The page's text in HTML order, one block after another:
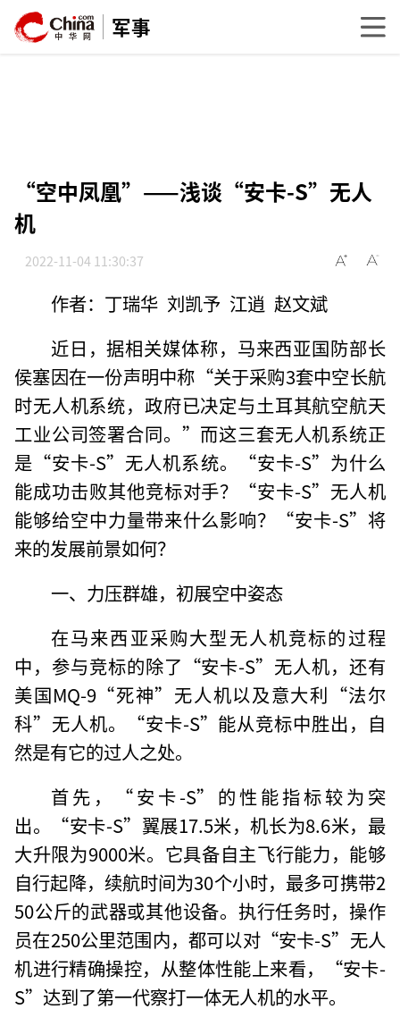
军事
“空中凤凰”——浅谈“安卡-S”无人
机
2022-11-04 11:30:37
作者：丁瑞华 刘凯予 江逍 赵文斌
近日，据相关媒体称，马来西亚国防部长
侯塞因在一份声明中称“关于采购3套中空长航
时无人机系统，政府已决定与土耳其航空航天
工业公司签署合同。”而这三套无人机系统正
是“安卡-S”无人机系统。“安卡-S”为什么
能成功击败其他竞标对手？“安卡-S”无人机
能够给空中力量带来什么影响？“安卡-S”将
来的发展前景如何？
一、力压群雄，初展空中姿态
在马来西亚采购大型无人机竞标的过程
中，参与竞标的除了“安卡-S”无人机，还有
美国MQ-9“死神”无人机以及意大利“法尔
科”无人机。“安卡-S”能从竞标中胜出，自
然是有它的过人之处。
首先，“安卡-S”的性能指标较为突
出。“安卡-S”翼展17.5米，机长为8.6米，最
大升限为9000米。它具备自主飞行能力，能够
自行起降，续航时间为30个小时，最多可携带2
50公斤的武器或其他设备。执行任务时，操作
员在250公里范围内，都可以对“安卡-S”无人
机进行精确操控，从整体性能上来看，“安卡-
S”达到了第一代察打一体无人机的水平。